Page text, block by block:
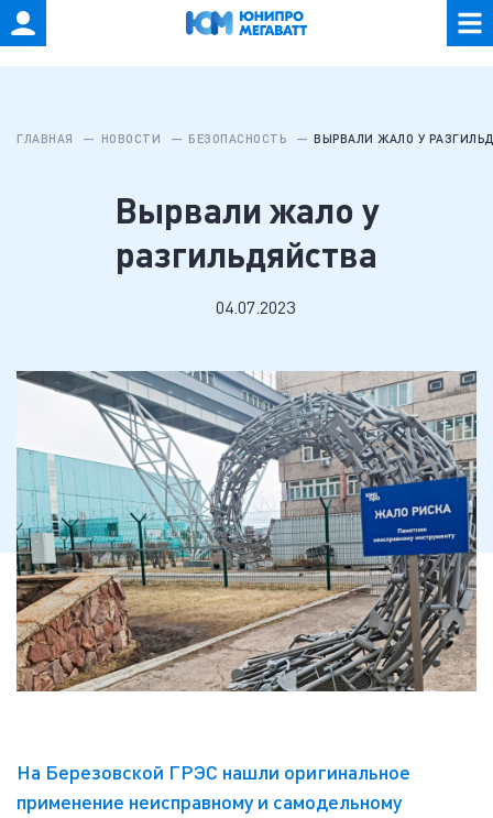
ГЛАВНАЯ НОВОСТИ БЕЗОПАСНОСТЬ ВЫРВАЛИ ЖАЛО У
Вырвали жало у
разгильдяйства
04.07.2023
На Березовской ГРЭС нашли оригинальное
применение неисправному и самодельному